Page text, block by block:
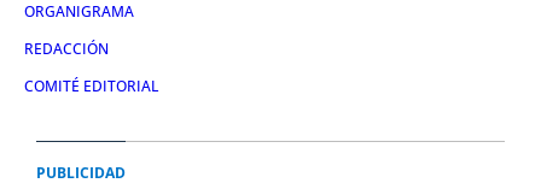
ORGANIGRAMA
REDACCIÓN
COMITÉ EDITORIAL
PUBLICIDAD